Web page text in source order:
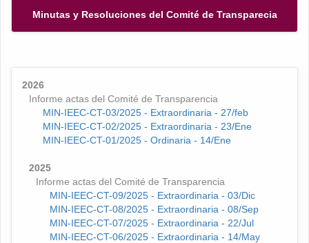
Minutas y Resoluciones del Comité de Transparecia
2026
Informe actas del Comité de Transparencia
MIN-IEEC-CT-03/2025 - Extraordinaria - 27/feb
MIN-IEEC-CT-02/2025 - Extraordinaria - 23/Ene
MIN-IEEC-CT-01/2025 - Ordinaria - 14/Ene
2025
Informe actas del Comité de Transparencia
MIN-IEEC-CT-09/2025 - Extraordinaria - 03/Dic
MIN-IEEC-CT-08/2025 - Extraordinaria - 08/Sep
MIN-IEEC-CT-07/2025 - Extraordinaria - 22/Jul
MIN-IEEC-CT-06/2025 - Extraordinaria - 14/May